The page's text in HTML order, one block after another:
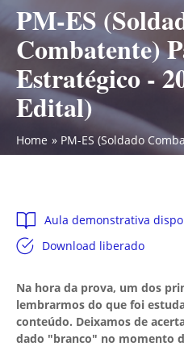
PM-ES
Combatente)
Estratégico -
Edital)
Home PM-ES (Soldado
Aula demonstrativa
Download liberado
Na hora da prova, um dos
lembrarmos do que foi
conteúdo. Deixamos de
dado "branco" no momento